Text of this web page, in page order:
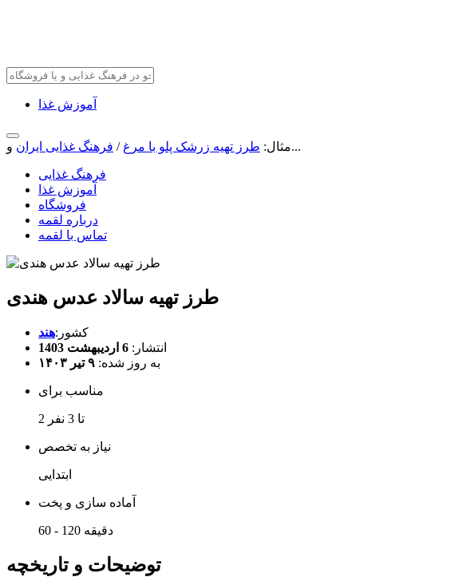
آموزش غذا
مثال: طرز تهیه زرشک پلو با مرغ / فرهنگ غذایی ایران و...
فرهنگ غذایی
آموزش غذا
فروشگاه
درباره لقمه
تماس با لقمه
طرز تهیه سالاد عدس هندی
کشور:هند
انتشار:
به روز شده:
مناسب برای
2 تا 3 نفر
نیاز به تخصص
ابتدایی
آماده سازی و پخت
60 - 120 دقیقه
توضیحات و تاریخچه